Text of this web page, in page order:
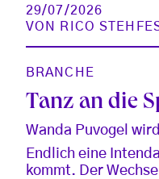
29/07/2026
VON
RICO
BRANCHE
Tanz an die
Wanda Puvogel
Endlich eine
kommt. Der